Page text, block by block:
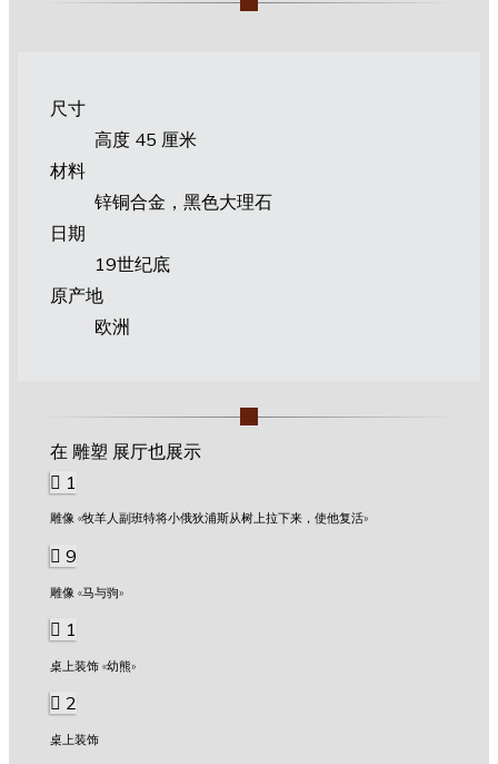
尺寸
高度 45 厘米
材料
锌铜合金，黑色大理石
日期
19世纪底
原产地
欧洲
在 雕塑 展厅也展示
1
雕像 «牧羊人副班特将小俄狄浦斯从树上拉下来，使他复活»
9
雕像 «马与驹»
1
桌上装饰 «幼熊»
2
桌上装饰